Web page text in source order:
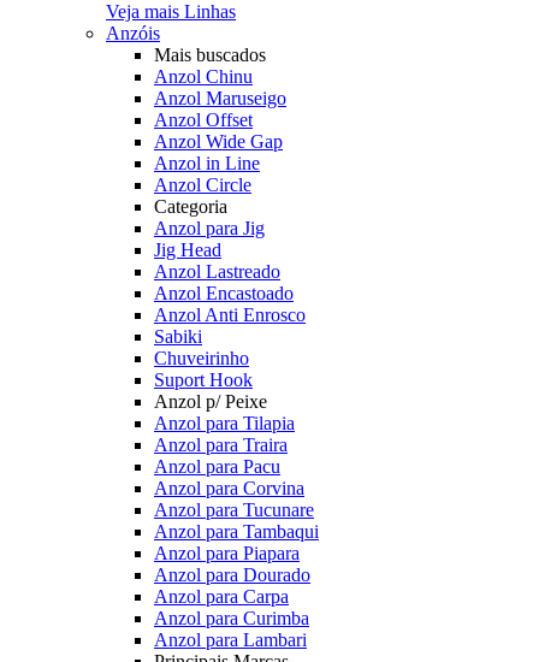
Veja mais Linhas
Anzóis
Mais buscados
Anzol Chinu
Anzol Maruseigo
Anzol Offset
Anzol Wide Gap
Anzol in Line
Anzol Circle
Categoria
Anzol para Jig
Jig Head
Anzol Lastreado
Anzol Encastoado
Anzol Anti Enrosco
Sabiki
Chuveirinho
Suport Hook
Anzol p/ Peixe
Anzol para Tilapia
Anzol para Traira
Anzol para Pacu
Anzol para Corvina
Anzol para Tucunare
Anzol para Tambaqui
Anzol para Piapara
Anzol para Dourado
Anzol para Carpa
Anzol para Curimba
Anzol para Lambari